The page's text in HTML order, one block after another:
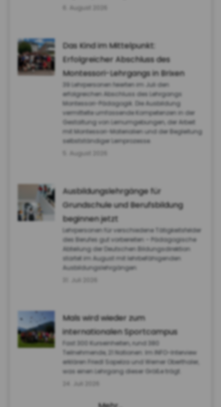
6. August 2026
Das Kind im Mittelpunkt:
Erfolgreicher Abschluss des
Montessori-Lehrgangs in Brixen
39 Lehrpersonen feierten im Juli den
erfolgreichen Abschluss des Lehrgangs
Montessori-Pädagogik. Die Ausbildung
vermittelte umfassende Kompetenzen in der
Gestaltung von Lernumgebungen, der Arbeit
mit Montessori-Materialien und der Begleitung
selbstständiger Lernprozesse.
5. August 2026
Ausbildungslehrgänge für
Grundschule und Berufsbildung
beginnen jetzt
Lehrpersonen für verschiedene Tätigkeitsfelder
des Berufes gut vorbereiten – Pädagogische
Abteilung der Deutschen Bildungsdirektion
startet im August mit lehrbefähigenden
Ausbildungslehrgängen
Mals wird wieder zum
internationalen Sportcampus
Fast 300 Kurseinheiten, rund 380
Teilnehmende, 21 Nationen: Im INFO-Interview
erklären Friedl Sapelza und Werner Oberthaler,
was einen Lehrgang dieser Größe trägt.